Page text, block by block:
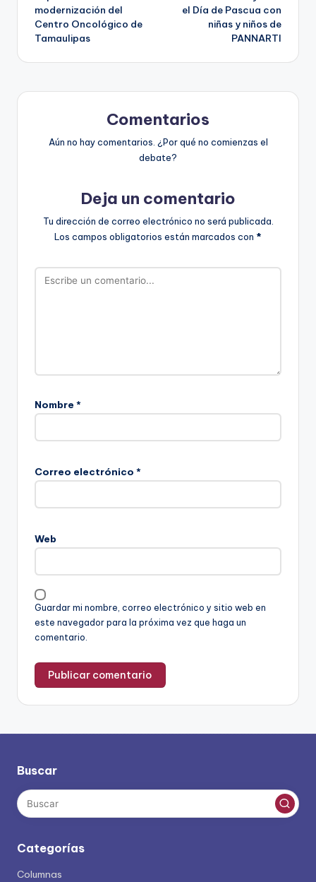
entradas
modernización del
Centro Oncológico de
Tamaulipas
el Día de Pascua con
niñas y niños de
PANNARTI
Comentarios
Aún no hay comentarios. ¿Por qué no comienzas el
debate?
Deja un comentario
Tu dirección de correo electrónico no será publicada.
Los campos obligatorios están marcados con *
Nombre *
Correo electrónico *
Web
Guardar mi nombre, correo electrónico y sitio web en
este navegador para la próxima vez que haga un
comentario.
Buscar
Categorías
Columnas